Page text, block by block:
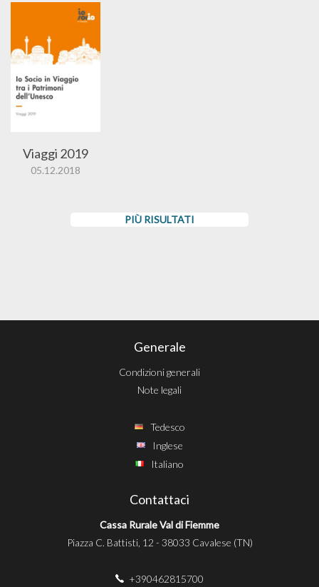
Viaggi 2019
05.12.2018
PIÙ RISULTATI
Generale
Condizioni generali
Note legali
Tedesco
Inglese
Italiano
Contattaci
Cassa Rurale Val di Fiemme
Piazza C. Battisti, 12 - 38033 Cavalese (TN)
+390462815700